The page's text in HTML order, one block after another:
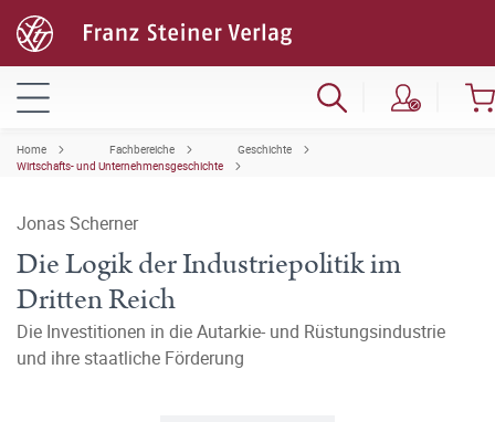
Home Fachbereiche
Geschichte
Wirtschafts- und Unternehmensgeschichte
Jonas Scherner
Die Logik der Industriepolitik im
Dritten Reich
Die Investitionen in die Autarkie- und Rüstungsindustrie
und ihre staatliche Förderung